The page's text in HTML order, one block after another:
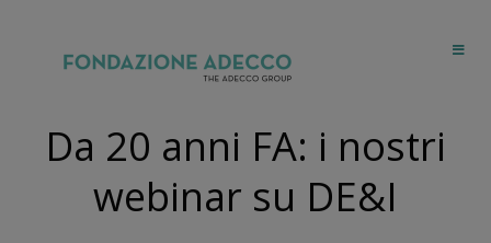
Da 20 anni FA: i nostri
webinar su DE&I